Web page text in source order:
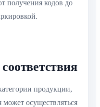
получения кодов до
продукции,
может осуществляться